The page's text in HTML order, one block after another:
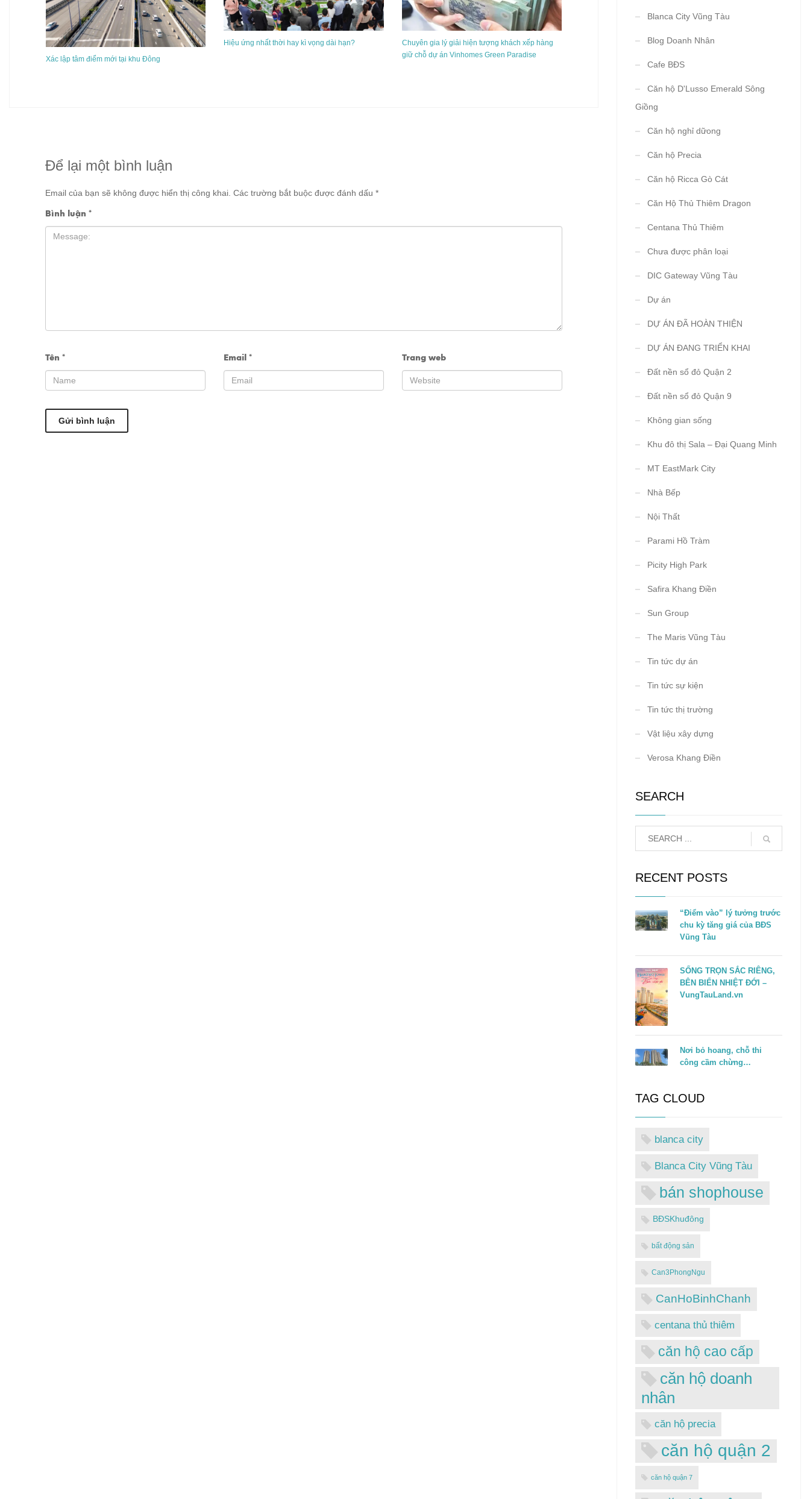
Xác lập tâm điểm mới tại khu Đông
Hiệu ứng nhất thời hay kì vọng dài hạn?
Chuyên gia lý giải hiện tượng khách xếp hàng
giữ chỗ dự án Vinhomes Green Paradise
Để lại một bình luận
Email của bạn sẽ không được hiển thị công khai. Các trường bắt buộc được đánh dấu *
Bình luận *
Tên * Email * Trang web
Blanca City Vũng Tàu
Blog Doanh Nhân
Cafe BĐS
Căn hộ D'Lusso Emerald Sông
Giồng
Căn hộ nghỉ dữong
Căn hộ Precia
Căn hộ Ricca Gò Cát
Căn Hộ Thủ Thiêm Dragon
Centana Thủ Thiêm
Chưa được phân loại
DIC Gateway Vũng Tàu
Dự án
DỰ ÁN ĐÃ HOÀN THIỆN
DỰ ÁN ĐANG TRIỂN KHAI
Đất nền sổ đỏ Quận 2
Đất nền sổ đỏ Quận 9
Không gian sống
Khu đô thị Sala – Đại Quang Minh
MT EastMark City
Nhà Bếp
Nội Thất
Parami Hồ Tràm
Picity High Park
Safira Khang Điền
Sun Group
The Maris Vũng Tàu
Tin tức dự án
Tin tức sự kiện
Tin tức thị trường
Vật liệu xây dựng
Verosa Khang Điền
SEARCH
RECENT POSTS
“Điểm vào” lý tưởng trước
chu kỳ tăng giá của BĐS
Vũng Tàu
SỐNG TRỌN SẮC RIÊNG,
BÊN BIỂN NHIỆT ĐỚI –
VungTauLand.vn
Nơi bỏ hoang, chỗ thi
công cầm chừng…
TAG CLOUD
blanca city
Blanca City Vũng Tàu
bán shophouse
BĐSKhuđông
bất động sản
Can3PhongNgu
CanHoBinhChanh
centana thủ thiêm
căn hộ cao cấp
căn hộ doanh
nhân
căn hộ precia
căn hộ quận 2
căn hộ quận 7